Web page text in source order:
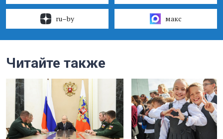
ru–by макс
Читайте также